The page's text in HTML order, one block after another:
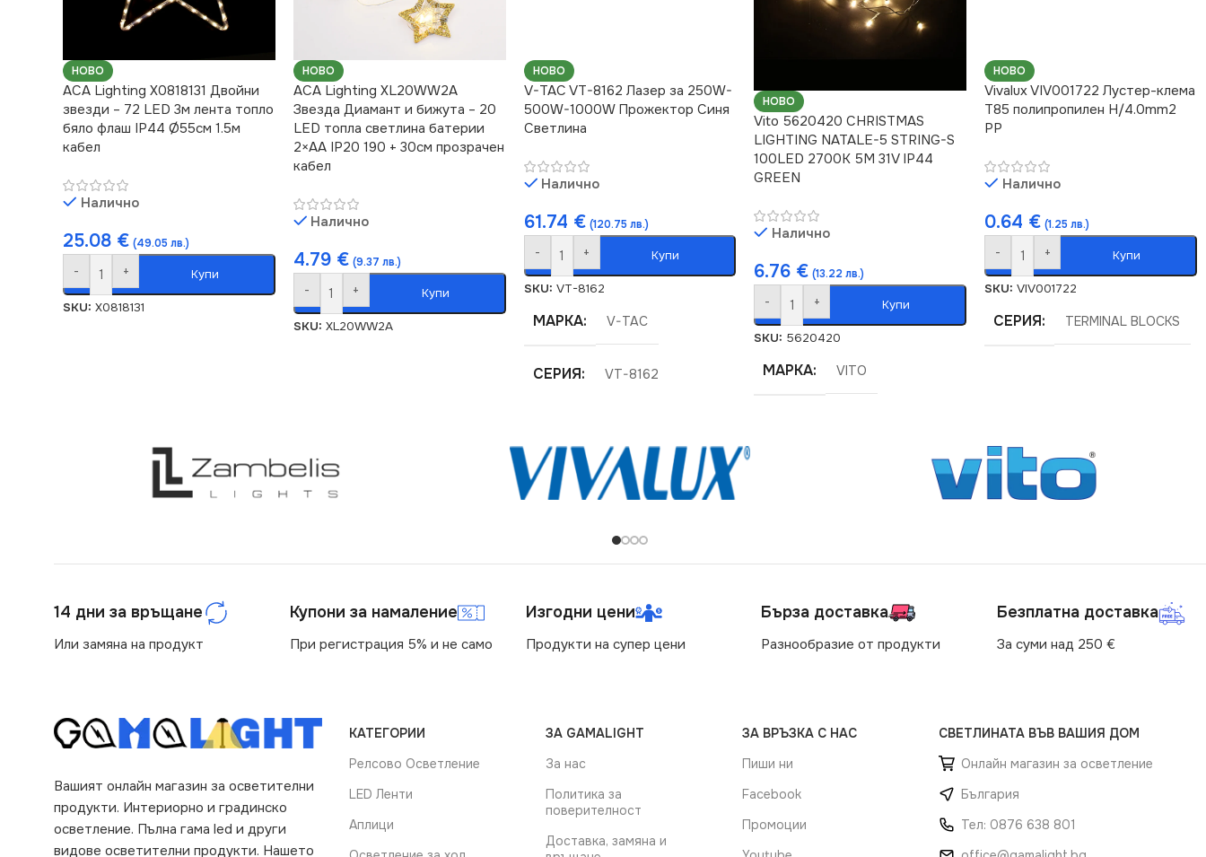
НОВО
ACA Lighting X0818131 Двойни
звезди – 72 LED 3м лента топло
бяло флаш IP44 Ø55см 1.5м
кабел
Налично
25.08 € (49.05 лв.)
- + Купи
SKU: X0818131
НОВО
ACA Lighting XL20WW2A
Звезда Диамант и бижута – 20
LED топла светлина батерии
2×AA IP20 190 + 30см прозрачен
кабел
Налично
4.79 € (9.37 лв.)
- + Купи
SKU: XL20WW2A
НОВО
V-TAC VT-8162 Лазер за 250W-
500W-1000W Прожектор Синя
Светлина
Налично
61.74 € (120.75 лв.)
- + Купи
SKU: VT-8162
МАРКА V-TAC
СЕРИЯ VT-8162
НОВО
Vito 5620420 CHRISTMAS
LIGHTING NATALE-5 STRING-S
100LED 2700K 5M 31V IP44
GREEN
Налично
6.76 € (13.22 лв.)
- + Купи
SKU: 5620420
МАРКА VITO
НОВО
Vivalux VIV001722 Лустер-клема
Т85 полипропилен H/4.0mm2
PP
Налично
0.64 € (1.25 лв.)
- + Купи
SKU:VIV001722
СЕРИЯ TERMINAL BLOCKS
14 дни за връщане
Или замяна на продукт
Купони за намаление
При регистрация 5% и не само
Изгодни цени
Продукти на супер цени
Бърза доставка
Разнообразие от продукти
Безплатна доставка
За суми над 250 €
Вашият онлайн магазин за осветителни
продукти. Интериорно и градинско
осветление. Пълна гама led и други
видове осветителни продукти. Нашето
КАТЕГОРИИ
Релсово Осветление
LED Ленти
Аплици
ЗА GAMALIGHT
За нас
Политика за
поверителност
Доставка, замяна и
ЗА ВРЪЗКА С НАС
Пиши ни
Facebook
Промоции
СВЕТЛИНАТА ВЪВ ВАШИЯ ДОМ
Онлайн магазин за осветление
България
Тел: 0876 638 801